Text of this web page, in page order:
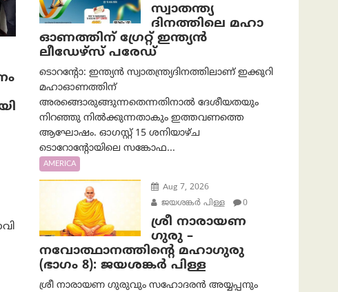
സ്വാതന്ത്യ
ദിനത്തിലെ മഹാ
ഓണത്തിന് ഗ്രേറ്റ് ഇന്ത്യൻ
ലീഡേഴ്സ് പരേഡ്
ടൊറന്റോ: ഇന്ത്യൻ സ്വാതന്ത്ര്യദിനത്തിലാണ് ഇക്കുറി
മഹാഓണത്തിന്
അരങ്ങൊരുങ്ങുന്നതെന്നതിനാൽ ദേശീയതയും
നിറഞ്ഞു നിൽക്കുന്നതാകും ഇത്തവണത്തെ
ആഘോഷം. ഓഗസ്റ്റ് 15 ശനിയാഴ്ച
ടൊറോന്റോയിലെ സങ്കോഫ...
AMERICA
Aug 7, 2026
ജയശങ്കര്‍ പിള്ള
0
ശ്രീ നാരായണ
ഗുരു –
നവോത്ഥാനത്തിന്റെ മഹാഗുരു
(ഭാഗം 8): ജയശങ്കര്‍ പിള്ള
ശ്രീ നാരായണ ഗുരുവും സഹോദരൻ അയ്യപ്പനും